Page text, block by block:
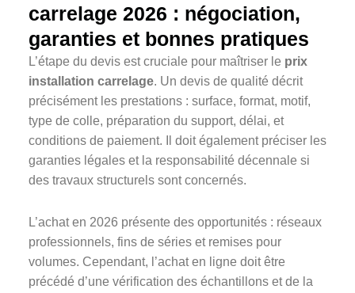
carrelage 2026 : négociation,
garanties et bonnes pratiques
L’étape du devis est cruciale pour maîtriser le prix
installation carrelage. Un devis de qualité décrit
précisément les prestations : surface, format, motif,
type de colle, préparation du support, délai, et
conditions de paiement. Il doit également préciser les
garanties légales et la responsabilité décennale si
des travaux structurels sont concernés.
L’achat en 2026 présente des opportunités : réseaux
professionnels, fins de séries et remises pour
volumes. Cependant, l’achat en ligne doit être
précédé d’une vérification des échantillons et de la